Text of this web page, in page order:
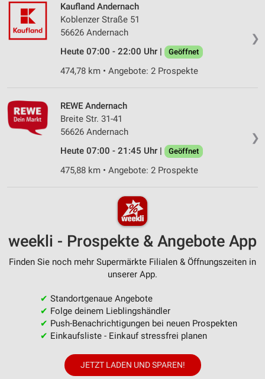
❯
Kaufland Andernach
Koblenzer Straße 51
56626 Andernach
Heute 07:00 - 22:00 Uhr |
Geöffnet
474,78 km • Angebote: 2 Prospekte
❯
REWE Andernach
Breite Str. 31-41
56626 Andernach
Heute 07:00 - 21:45 Uhr |
Geöffnet
475,88 km • Angebote: 2 Prospekte
weekli - Prospekte & Angebote App
Finden Sie noch mehr Supermärkte Filialen & Öffnungszeiten in
unserer App.
✔ Standortgenaue Angebote
✔ Folge deinem Lieblingshändler
✔ Push-Benachrichtigungen bei neuen Prospekten
✔ Einkaufsliste - Einkauf stressfrei planen
JETZT LADEN UND SPAREN!